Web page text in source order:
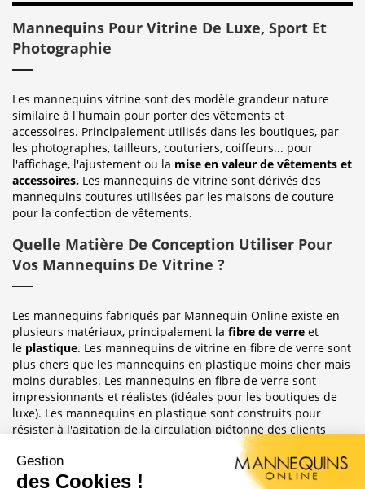
Mannequins Pour Vitrine De Luxe, Sport Et
Photographie
Les mannequins vitrine sont des modèle grandeur nature
similaire à l'humain pour porter des vêtements et
accessoires. Principalement utilisés dans les boutiques, par
les photographes, tailleurs, couturiers, coiffeurs... pour
l'affichage, l'ajustement ou la mise en valeur de vêtements et
accessoires. Les mannequins de vitrine sont dérivés des
mannequins coutures utilisées par les maisons de couture
pour la confection de vêtements.
Quelle Matière De Conception Utiliser Pour
Vos Mannequins De Vitrine ?
Les mannequins fabriqués par Mannequin Online existe en
plusieurs matériaux, principalement la fibre de verre et
le plastique. Les mannequins de vitrine en fibre de verre sont
plus chers que les mannequins en plastique moins cher mais
moins durables. Les mannequins en fibre de verre sont
impressionnants et réalistes (idéales pour les boutiques de
luxe). Les mannequins en plastique sont construits pour
résister à l'agitation de la circulation piétonne des clients
habituellement observée dans le magasin où ils sont placés.
Sublimez Vos Boutiques, Vitrines Et